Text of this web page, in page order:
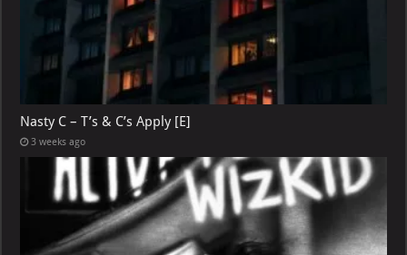
Nasty C – T’s & C’s Apply [E]
3 weeks ago